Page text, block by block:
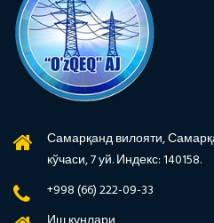
Самарқанд вилояти,
кўчаси, 7 уй. Индекс: 140158.
+998 (66) 222-09-33